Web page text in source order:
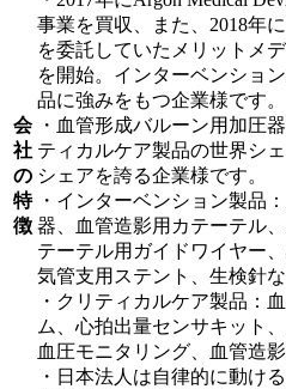
会
社
の
特
徴
事業を買収、また、2018年
を委託していたメリットメ
を開始。インターベンショ
品に強みをもつ企業様です。
・血管形成バルーン用加圧
ティカルケア製品の世界シ
シェアを誇る企業様です。
・インターベンション製品
器、血管造影用カテーテル
テーテル用ガイドワイヤー
気管支用ステント、生検針な
・クリティカルケア製品：
ム、心拍出量センサキット
血圧モニタリング、血管造
・日本法人は自律的に動け